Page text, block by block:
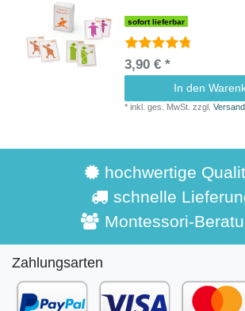
sofort lieferbar
3,90 € *
In den
*inkl. ges. MwSt. zzgl.
hochwertige
schnelle
Montessori-
Zahlungsarten